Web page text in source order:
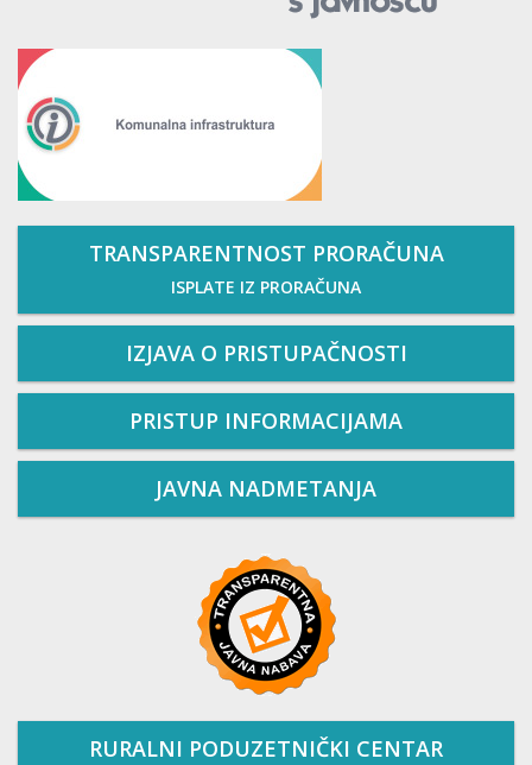
TRANSPARENTNOST PRORAČUNA
ISPLATE IZ PRORAČUNA
IZJAVA O PRISTUPAČNOSTI
PRISTUP INFORMACIJAMA
JAVNA NADMETANJA
RURALNI PODUZETNIČKI CENTAR